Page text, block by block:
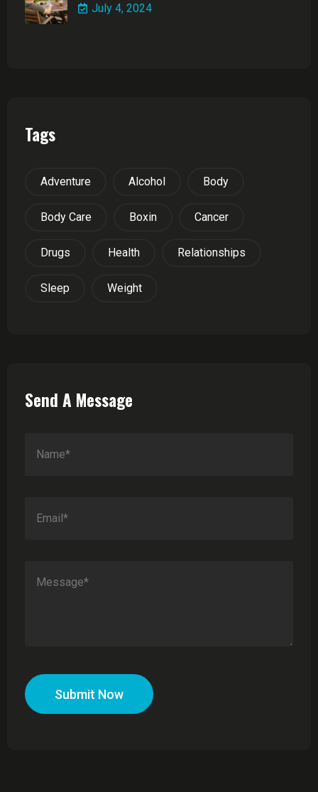
July 4, 2024
Tags
Adventure Alcohol Body
Body Care Boxin Cancer
Drugs Health Relationships
Sleep Weight
Send A Message
Submit Now